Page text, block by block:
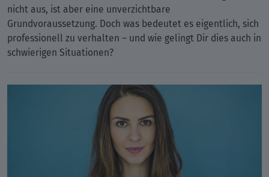
nicht aus, ist aber eine unverzichtbare
Grundvoraussetzung. Doch was bedeutet es eigentlich, sich
professionell zu verhalten – und wie gelingt Dir dies auch in
schwierigen Situationen?